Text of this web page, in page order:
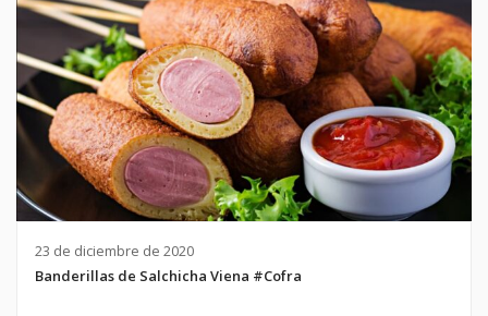
23 de diciembre de 2020
Banderillas de Salchicha Viena #Cofra